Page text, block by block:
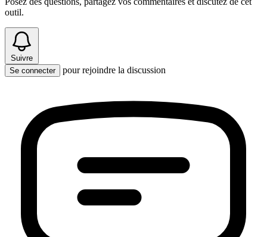
outil.
Suivre
Se connecter
pour rejoindre la discussion